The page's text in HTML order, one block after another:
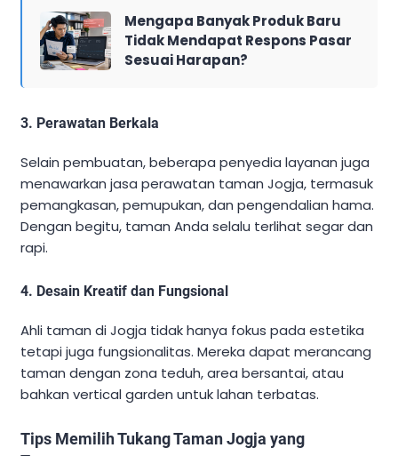
Mengapa Banyak Produk Baru
Tidak Mendapat Respons Pasar
Sesuai Harapan?
3. Perawatan Berkala
Selain pembuatan, beberapa penyedia layanan juga
menawarkan jasa perawatan taman Jogja, termasuk
pemangkasan, pemupukan, dan pengendalian hama.
Dengan begitu, taman Anda selalu terlihat segar dan
rapi.
4. Desain Kreatif dan Fungsional
Ahli taman di Jogja tidak hanya fokus pada estetika
tetapi juga fungsionalitas. Mereka dapat merancang
taman dengan zona teduh, area bersantai, atau
bahkan vertical garden untuk lahan terbatas.
Tips Memilih Tukang Taman Jogja yang